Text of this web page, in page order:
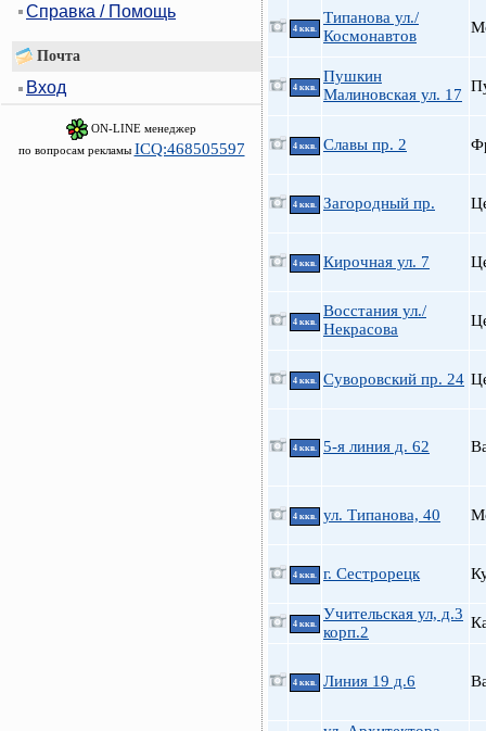
Справка / Помощь
Почта
Вход
ON-LINE менеджер
по вопросам рекламы ICQ:468505597
4 ккв.
Типанова ул./
Космонавтов
4 ккв.
Пушкин
Малиновская ул. 17
4 ккв. Славы пр. 2
4 ккв. Загородный пр.
4 ккв. Кирочная ул. 7
4 ккв.
Восстания ул./
Некрасова
4 ккв. Суворовский пр. 24
4 ккв. 5-я линия д. 62
4 ккв. ул. Типанова, 40
4 ккв. г. Сестрорецк
4 ккв.
Учительская ул, д.3
корп.2
4 ккв. Линия 19 д.6